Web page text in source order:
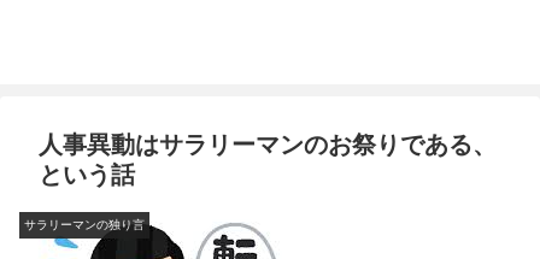
人事異動はサラリーマンのお祭りである、
という話
サラリーマンの独り言